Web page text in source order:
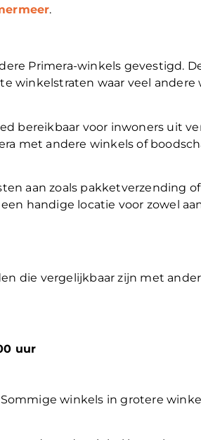
.
Primera-winkels gevestigd.
winkelstraten waar veel andere
bereikbaar voor inwoners uit
met andere winkels of
aan zoals pakketverzending
handige locatie voor zowel
die vergelijkbaar zijn met
uur
winkels in grotere